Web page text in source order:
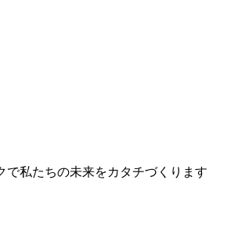
で私たちの未来をカタチづくります